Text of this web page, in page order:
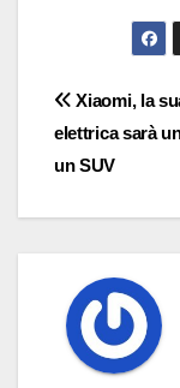
articoli
Xiaomi, la
elettrica sarà
un SUV